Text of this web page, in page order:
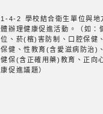
1-4-2 學校結合衛生單位與地
體辦理健康促進活動。（如：
位、菸(檳)害防制、口腔保健
保健、性教育(含愛滋病防治)
健保(含正確用藥)教育、正向
康促進議題）